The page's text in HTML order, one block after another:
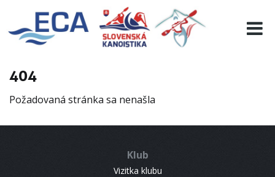
404
Požadovaná stránka sa nenašla
Klub
Vizitka klubu
EURO 19
INFO
RESULTS
CONTACT